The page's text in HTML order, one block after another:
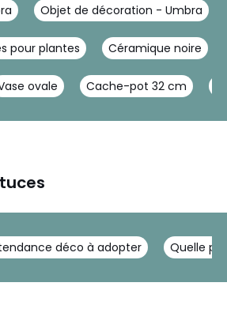
Objet de décoration - Umbra
pour plantes Céramique noire
ovale Cache-pot 32 cm
déco à adopter Quelle